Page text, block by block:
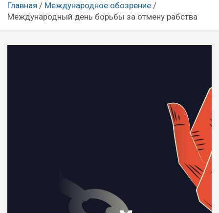
Главная
Международное обозрение
Международный день борьбы за отмену рабства